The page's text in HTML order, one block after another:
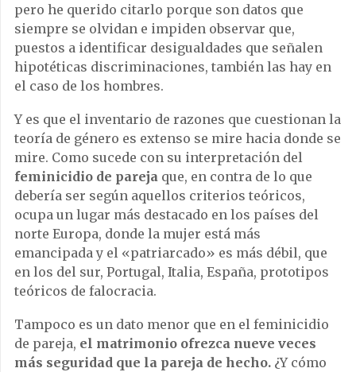
pero he querido citarlo porque son datos que
siempre se olvidan e impiden observar que,
puestos a identificar desigualdades que señalen
hipotéticas discriminaciones, también las hay en
el caso de los hombres.
Y es que el inventario de razones que cuestionan la
teoría de género es extenso se mire hacia donde se
mire. Como sucede con su interpretación del
feminicidio de pareja que, en contra de lo que
debería ser según aquellos criterios teóricos,
ocupa un lugar más destacado en los países del
norte Europa, donde la mujer está más
emancipada y el «patriarcado» es más débil, que
en los del sur, Portugal, Italia, España, prototipos
teóricos de falocracia.
Tampoco es un dato menor que en el feminicidio
de pareja, el matrimonio ofrezca nueve veces
más seguridad que la pareja de hecho. ¿Y cómo